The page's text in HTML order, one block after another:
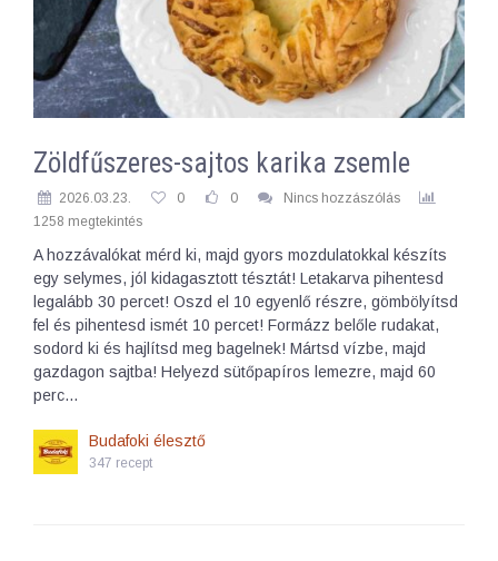
Zöldfűszeres-sajtos karika zsemle
2026.03.23. 0 0
Nincs hozzászólás
1258 megtekintés
A hozzávalókat mérd ki, majd gyors mozdulatokkal készíts
egy selymes, jól kidagasztott tésztát! Letakarva pihentesd
legalább 30 percet! Oszd el 10 egyenlő részre, gömbölyítsd
fel és pihentesd ismét 10 percet! Formázz belőle rudakat,
sodord ki és hajlítsd meg bagelnek! Mártsd vízbe, majd
gazdagon sajtba! Helyezd sütőpapíros lemezre, majd 60
perc…
Budafoki élesztő
347 recept